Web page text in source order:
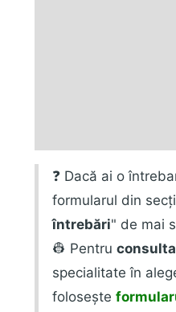
❓ Dacă ai o
formularul din
întrebări" de mai
👷 Pentru
specialitate în
folosește